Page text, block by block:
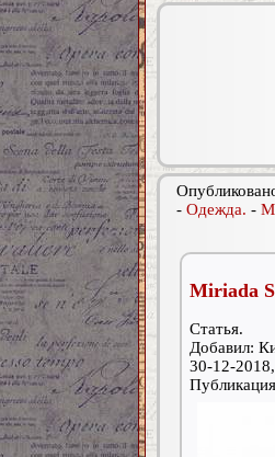
- Одежда. -
Miriada
Статья.
Добавил:
30-12-